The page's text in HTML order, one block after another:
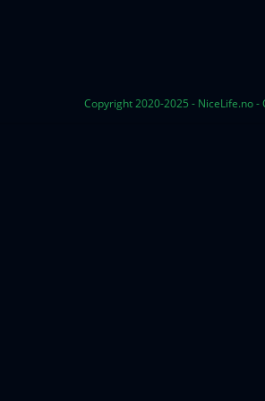
Copyright 2020-2025 - NiceLife.no